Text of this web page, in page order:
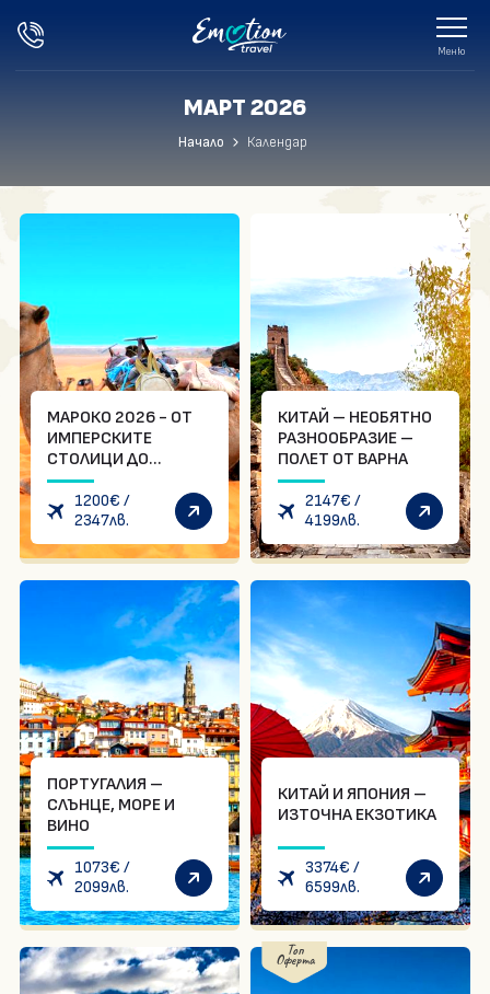
Меню
Почивки
Хотели в Гърция
Екзотика
Другите за нас
Блог
За нас
Контакти
Документи
Банкова сметка
Политика на
бисквитките
Общи условия за
еднодневни екскурзии
Политика за
поверителност
Медицински застраховки
в България
Запитване
МАРТ 2026
Начало Календар
МАРОКО 2026 - ОТ
ИМПЕРСКИТЕ
СТОЛИЦИ ДО
ЗАГАДКИТЕ В САХАРА
1200€ /
2347лв.
КИТАЙ – НЕОБЯТНО
РАЗНООБРАЗИЕ –
ПОЛЕТ ОТ ВАРНА
2147€ /
4199лв.
ПОРТУГАЛИЯ –
СЛЪНЦЕ, МОРЕ И
ВИНО
1073€ /
2099лв.
КИТАЙ И ЯПОНИЯ –
ИЗТОЧНА ЕКЗОТИКА
3374€ /
6599лв.
Топ
Оферта